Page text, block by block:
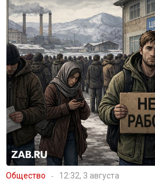
Общество 12:32, 3 августа